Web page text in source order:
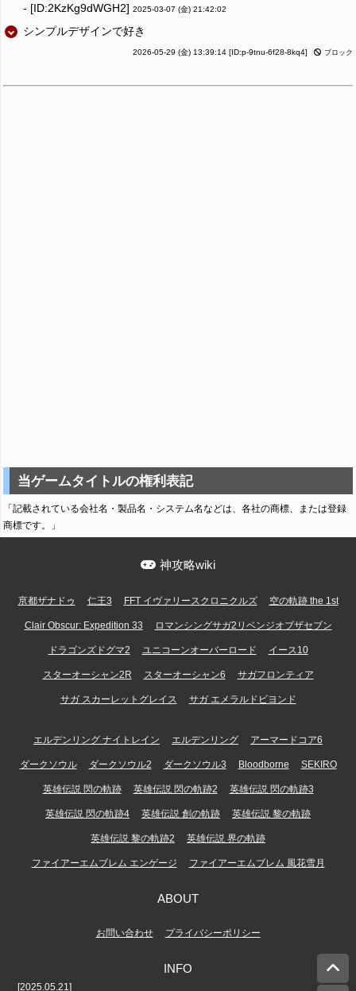
- [ID:2KzKg9dWGH2] 2025-03-07 (金) 21:42:02
シンプルデザインで好き
2026-05-29 (金) 13:39:14 [ID:p-9tnu-6f28-8kq4] ブロック
当ゲームタイトルの権利表記
「記載されている会社名・製品名・システム名などは、各社の商標、または登録
商標です。」
神攻略wiki
亰都ザナドゥ 仁王3 FFT イヴァリースクロニクルズ 空の軌跡 the 1st
Clair Obscur: Expedition 33 ロマンシングサガ2リベンジオブザセブン
ドラゴンズドグマ2 ユニコーンオーバーロード イース10
スターオーシャン2R スターオーシャン6 サガフロンティア
サガ スカーレットグレイス サガ エメラルドビヨンド
エルデンリング ナイトレイン エルデンリング アーマードコア6
ダークソウル ダークソウル2 ダークソウル3 Bloodborne SEKIRO
英雄伝説 閃の軌跡 英雄伝説 閃の軌跡2 英雄伝説 閃の軌跡3
英雄伝説 閃の軌跡4 英雄伝説 創の軌跡 英雄伝説 黎の軌跡
英雄伝説 黎の軌跡2 英雄伝説 界の軌跡
ファイアーエムブレム エンゲージ ファイアーエムブレム 風花雪月
ABOUT
お問い合わせ プライバシーポリシー
INFO
[2025.05.21]